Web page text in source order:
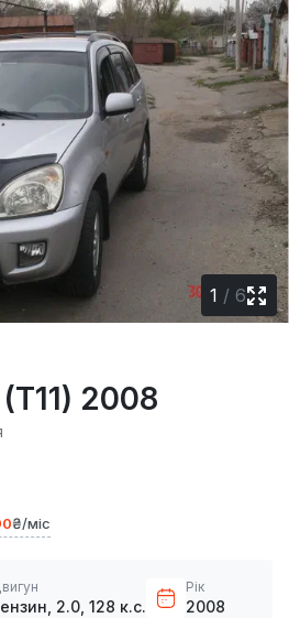
1 / 6
2008
₴/міс
2.0, 128 к.с.
Рік
2008